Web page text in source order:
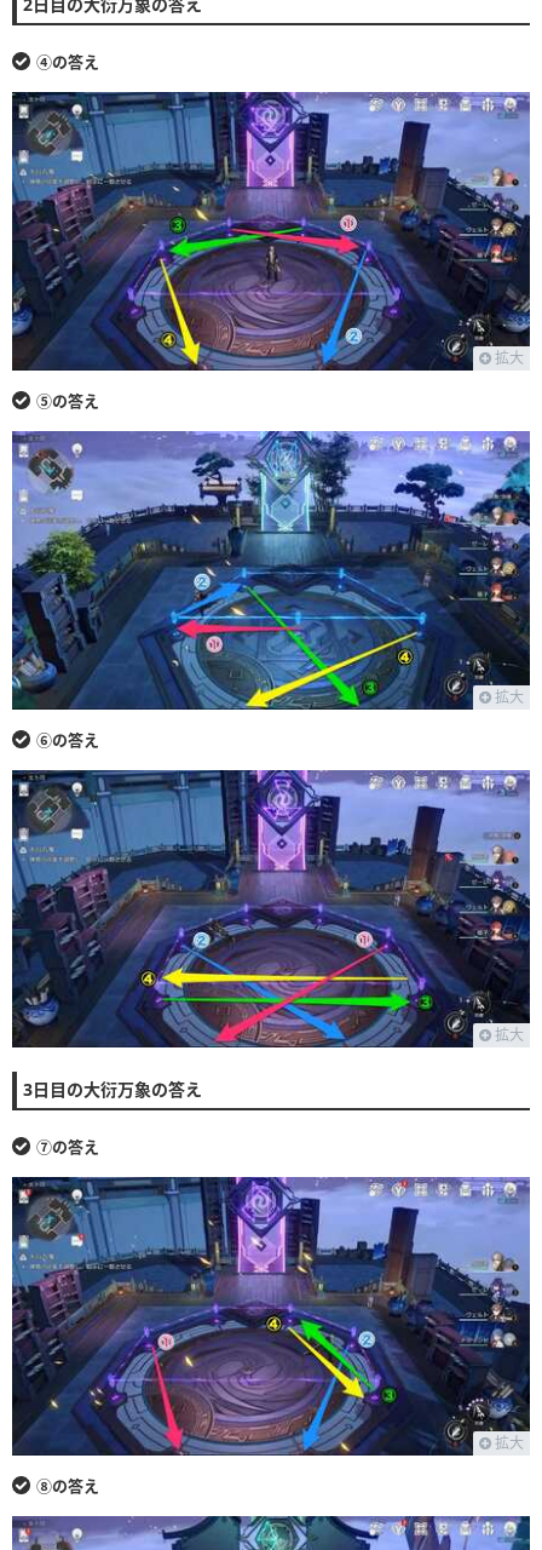
2日目の大衍万象の答え
④の答え
拡大
⑤の答え
拡大
⑥の答え
拡大
3日目の大衍万象の答え
⑦の答え
拡大
⑧の答え